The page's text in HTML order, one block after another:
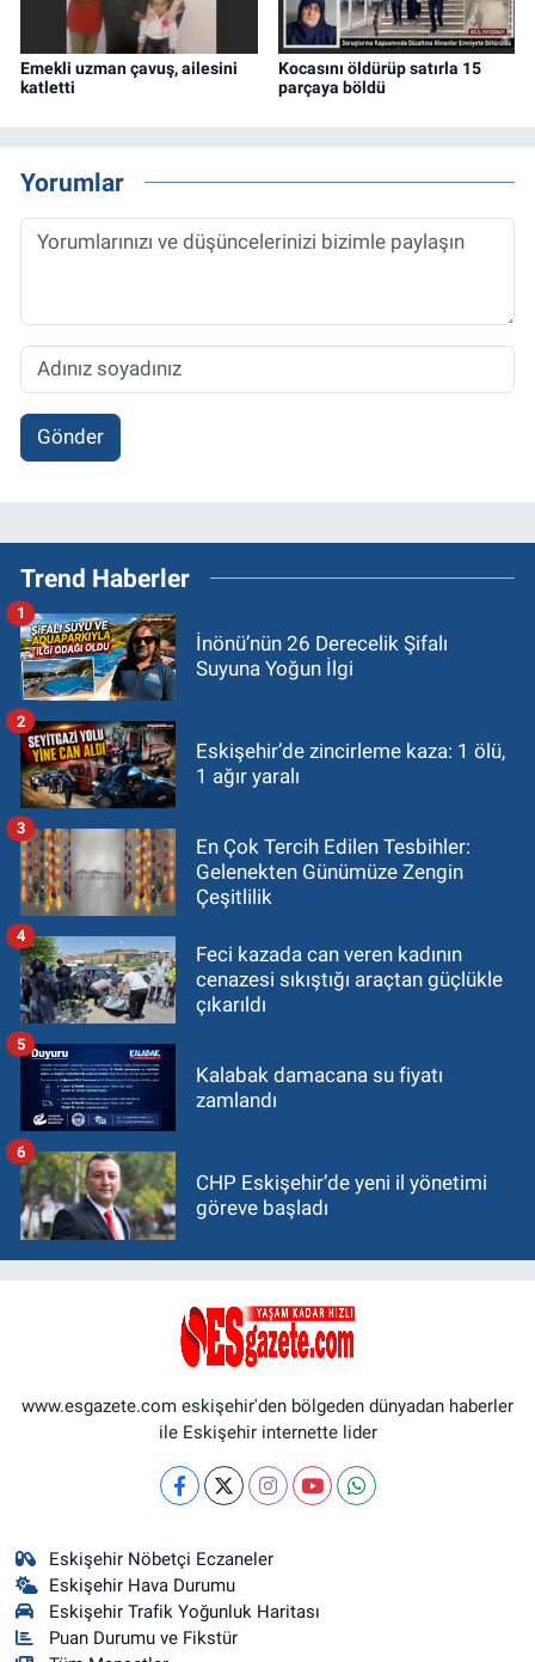
Emekli uzman çavuş, ailesini
katletti
Kocasını öldürüp satırla 15
parçaya böldü
Yorumlar
Gönder
Trend Haberler
İnönü’nün 26 Derecelik Şifalı
Suyuna Yoğun İlgi
1
Eskişehir’de zincirleme kaza: 1 ölü,
1 ağır yaralı
2
En Çok Tercih Edilen Tesbihler:
Gelenekten Günümüze Zengin
Çeşitlilik
3
Feci kazada can veren kadının
cenazesi sıkıştığı araçtan güçlükle
çıkarıldı
4
Kalabak damacana su fiyatı
zamlandı
5
CHP Eskişehir’de yeni il yönetimi
göreve başladı
6
www.esgazete.com eskişehir'den bölgeden dünyadan haberler
ile Eskişehir internette lider
Eskişehir Nöbetçi Eczaneler
Eskişehir Hava Durumu
Eskişehir Trafik Yoğunluk Haritası
Puan Durumu ve Fikstür